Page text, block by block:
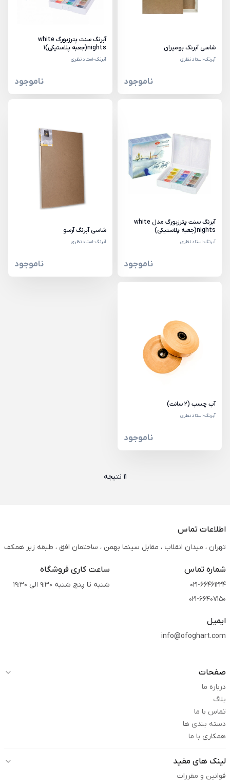
شاسی آبرنگ بومیران
آبرنگ-استاد نظری
ناموجود
آبرنگ سنت پترزبورگ white
nights(جعبه پلاستیکی)1
آبرنگ-استاد نظری
ناموجود
آبرنگ سنت پترزبورگ مدل white
nights(جعبه پلاستیکی)
آبرنگ-استاد نظری
ناموجود
شاسی آبرنگ آرسو
آبرنگ-استاد نظری
ناموجود
آب چسب (2 سانت)
آبرنگ-استاد نظری
ناموجود
11 نتیجه
اطلاعات تماس
تهران ، میدان انقلاب ، مقابل سینما بهمن ، ساختمان افق ، طبقه زیر همکف
شماره تماس
021-66461224
021-66407150
ساعت کاری فروشگاه
شنبه تا پنج شنبه 9:30 الی 19:30
ایمیل
info@ofoghart.com
صفحات
درباره ما
بلاگ
تماس با ما
دسته بندی ها
همکاری با ما
لینک های مفید
قوانین و مقررات